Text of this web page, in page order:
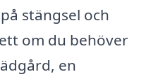
stängsel och
om du behöver
en